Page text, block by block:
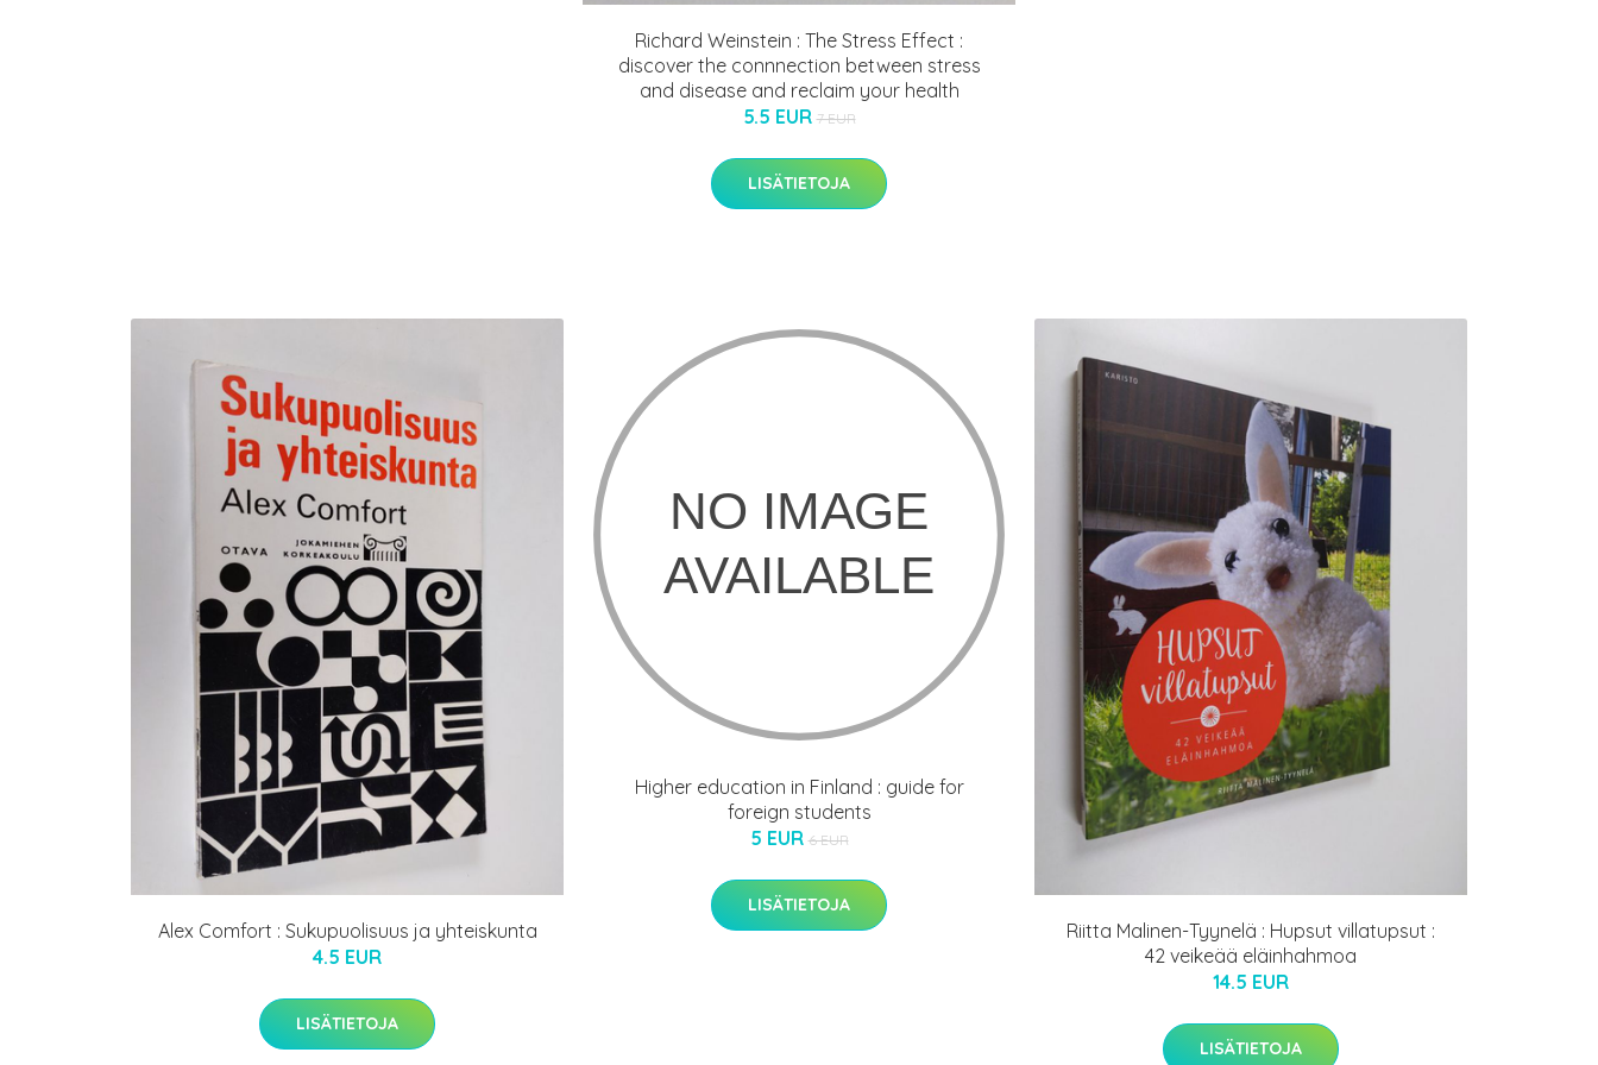
Richard Weinstein : The Stress Effect :
discover the connnection between stress
and disease and reclaim your health
5.5 EUR 7 EUR
LISÄTIETOJA
Alex Comfort : Sukupuolisuus ja yhteiskunta
4.5 EUR
LISÄTIETOJA
Higher education in Finland : guide for
foreign students
5 EUR 6 EUR
LISÄTIETOJA
Riitta Malinen-Tyynelä : Hupsut villatupsut :
42 veikeää eläinhahmoa
14.5 EUR
LISÄTIETOJA